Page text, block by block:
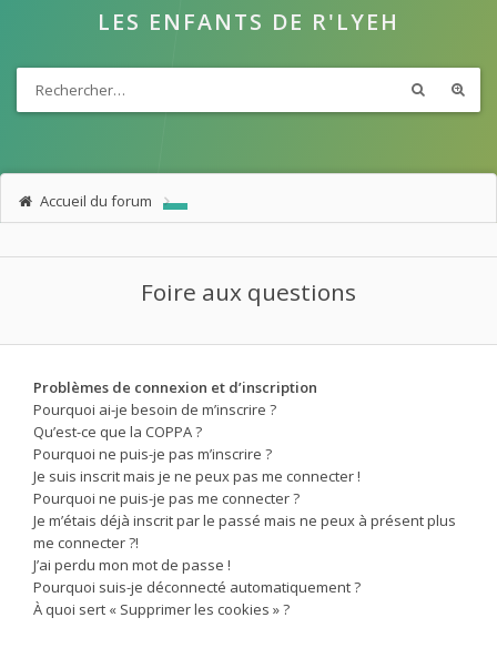
LES ENFANTS DE R'LYEH
Accueil du forum
Foire aux questions
Problèmes de connexion et d’inscription
Pourquoi ai-je besoin de m’inscrire ?
Qu’est-ce que la COPPA ?
Pourquoi ne puis-je pas m’inscrire ?
Je suis inscrit mais je ne peux pas me connecter !
Pourquoi ne puis-je pas me connecter ?
Je m’étais déjà inscrit par le passé mais ne peux à présent plus
me connecter ?!
J’ai perdu mon mot de passe !
Pourquoi suis-je déconnecté automatiquement ?
À quoi sert « Supprimer les cookies » ?